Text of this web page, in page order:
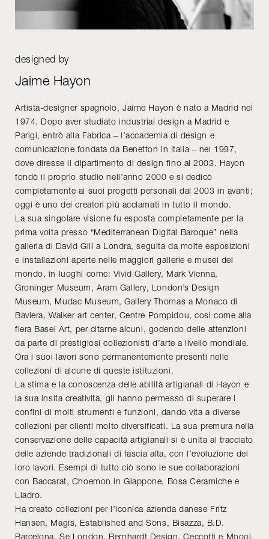
designed by
Jaime Hayon
Artista-designer spagnolo, Jaime Hayon è nato a Madrid nel
1974. Dopo aver studiato industrial design a Madrid e
Parigi, entrò alla Fabrica – l’accademia di design e
comunicazione fondata da Benetton in Italia – nel 1997,
dove diresse il dipartimento di design fino al 2003. Hayon
fondò il proprio studio nell’anno 2000 e si dedicò
completamente ai suoi progetti personali dal 2003 in avanti;
oggi è uno dei creatori più acclamati in tutto il mondo.
La sua singolare visione fu esposta completamente per la
prima volta presso “Mediterranean Digital Baroque” nella
galleria di David Gill a Londra, seguita da molte esposizioni
e installazioni aperte nelle maggiori gallerie e musei del
mondo, in luoghi come: Vivid Gallery, Mark Vienna,
Groninger Museum, Aram Gallery, London’s Design
Museum, Mudac Museum, Gallery Thomas a Monaco di
Baviera, Walker art center, Centre Pompidou, cosi come alla
fiera Basel Art, per citarne alcuni, godendo delle attenzioni
da parte di prestigiosi collezionisti d’arte a livello mondiale.
Ora i suoi lavori sono permanentemente presenti nelle
collezioni di alcune di queste istituzioni.
La stima e la conoscenza delle abilità artigianali di Hayon e
la sua insita creatività, gli hanno permesso di superare i
confini di molti strumenti e funzioni, dando vita a diverse
collezioni per clienti molto diversificati. La sua premura nella
conservazione delle capacità artigianali si è unita al tracciato
delle aziende tradizionali di fascia alta, con l’evoluzione dei
loro lavori. Esempi di tutto ciò sono le sue collaborazioni
con Baccarat, Choemon in Giappone, Bosa Ceramiche e
Lladro.
Ha creato collezioni per l’iconica azienda danese Fritz
Hansen, Magis, Established and Sons, Bisazza, B.D.
Barcelona, Se London, Bernhardt Design, Ceccotti e Moooi.